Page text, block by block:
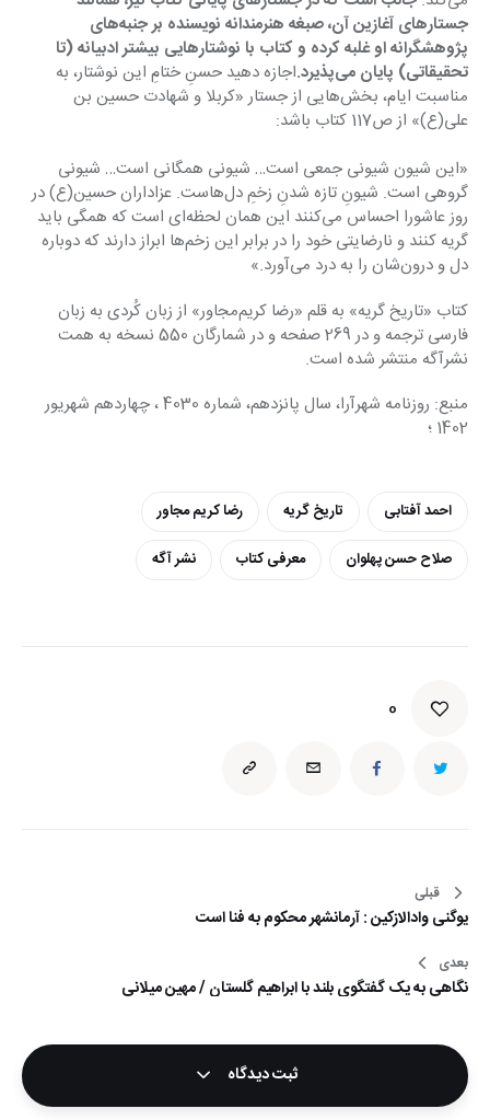
جستارهای آغازین آن، صبغه هنرمندانه نویسنده بر جنبه‌های
پژوهشگرانه او غلبه کرده و کتاب با نوشتارهایی بیشتر ادبیانه (تا
تحقیقاتی) پایان می‌پذیرد.
اجازه دهید حسنِ ختامِ این نوشتار، به
مناسبت ایام، بخش‌هایی از جستار «کربلا و شهادت حسین بن
علی(ع)» از ص117 کتاب باشد:
«این شیون شیونی جمعی است… شیونی همگانی است… شیونی
گروهی است. شیونِ تازه شدنِ زخمِ دل‌هاست. عزاداران حسین(ع) در
روز عاشورا احساس می‌کنند این همان لحظه‌ای است که همگی باید
گریه کنند و نارضایتی خود را در برابر این زخم‌ها ابراز دارند که دوباره
دل و درون‌شان را به درد می‌آورد.»
کتاب «تاریخ گریه» به قلم «رضا کریم‌مجاور» از زبان کُردی به زبان
فارسی ترجمه و در 269 صفحه و در شمارگان 550 نسخه به همت
نشرآگه منتشر شده است.
منبع: روزنامه شهرآرا، سال پانزدهم، شماره 4030 ، چهاردهم شهریور
1402 ؛
احمد آفتابی تاریخ گریه
رضا کریم مجاور
صلاح حسن پهلوان
معرفی کتاب نشر آگه
0
راهبری
نوشته
قبلی
یوگنی وادالازکین : آرمانشهر محکوم به فنا است
بعدی
نگاهی به یک گفتگوی بلند با ابراهیم گلستان / مهین میلانی
ثبت دیدگاه